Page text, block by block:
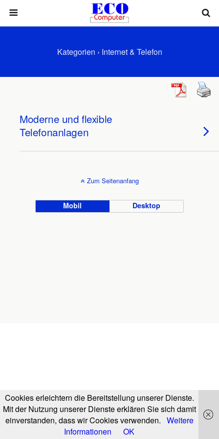
Kategorien › Internet & Telefon
Moderne und flexible
Telefonanlagen
Zum Seitenanfang
Mobil Desktop
Cookies erleichtern die Bereitstellung unserer Dienste.
Mit der Nutzung unserer Dienste erklären Sie sich damit
einverstanden, dass wir Cookies verwenden. Weitere
Informationen
OK